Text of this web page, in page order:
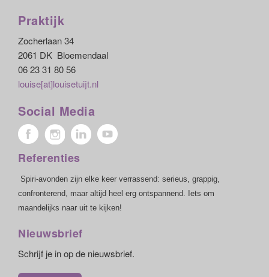
Praktijk
Zocherlaan 34
2061 DK Bloemendaal
06 23 31 80 56
louise[at]louisetuijt.nl
Social Media
Referenties
Spiri-avonden zijn elke keer verrassend: serieus, grappig,
confronterend, maar altijd heel erg ontspannend. Iets om
maandelijks naar uit te kijken!
Nieuwsbrief
Schrijf je in op de nieuwsbrief.